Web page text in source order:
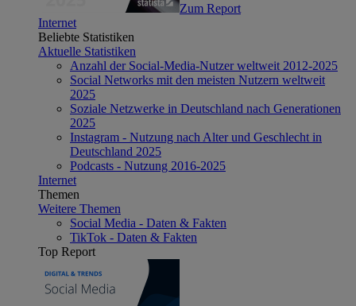
Zum Report
Internet
Beliebte Statistiken
Aktuelle Statistiken
Anzahl der Social-Media-Nutzer weltweit 2012-2025
Social Networks mit den meisten Nutzern weltweit
2025
Soziale Netzwerke in Deutschland nach Generationen
2025
Instagram - Nutzung nach Alter und Geschlecht in
Deutschland 2025
Podcasts - Nutzung 2016-2025
Internet
Themen
Weitere Themen
Social Media - Daten & Fakten
TikTok - Daten & Fakten
Top Report